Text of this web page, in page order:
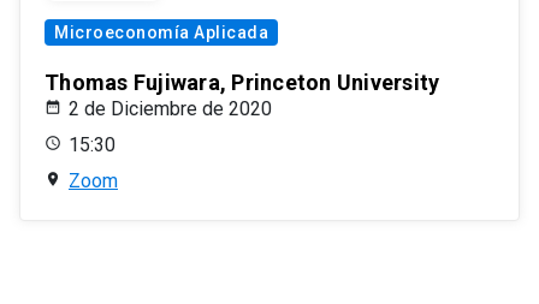
Microeconomía Aplicada
Thomas Fujiwara, Princeton University
2 de Diciembre de 2020
15:30
Zoom